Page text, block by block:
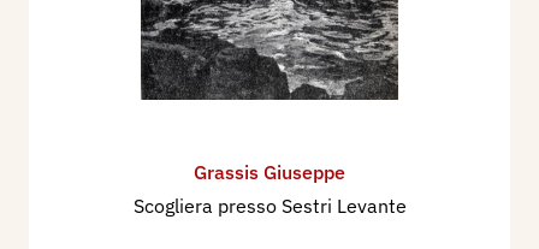
Grassis Giuseppe
Scogliera presso Sestri Levante